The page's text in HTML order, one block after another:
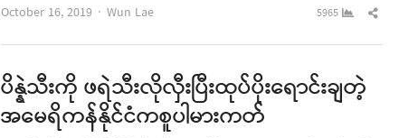
October 16, 2019
Author
Wun Lae 5965
Share
post
ပိန္နဲသီးကို ဖရဲသီးလိုလှီးပြီးထုပ်ပိုးရောင်းချတဲ့
အမေရိကန်နိုင်ငံကစူပါမားကတ်